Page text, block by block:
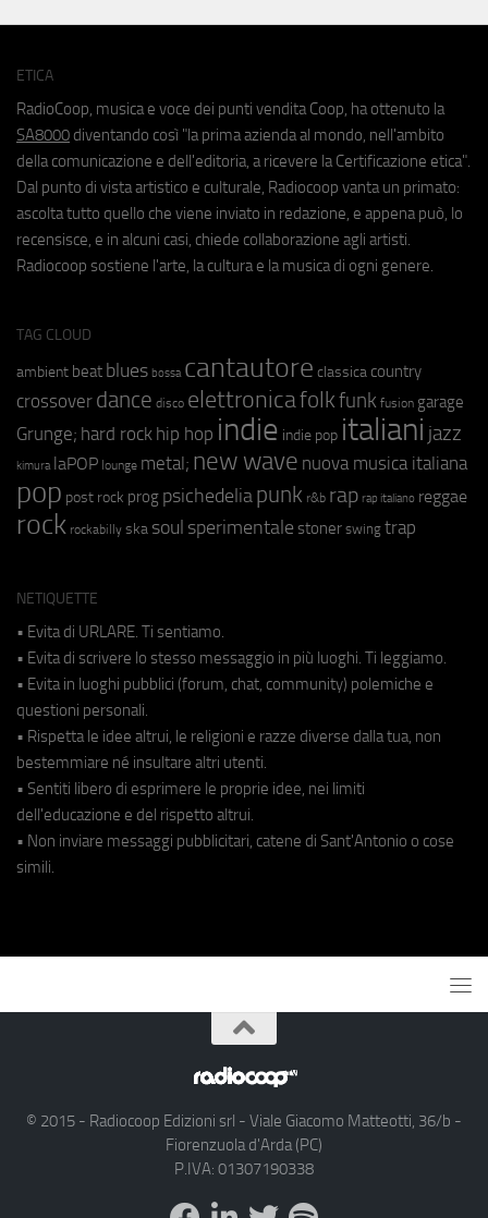
ETICA
RadioCoop, musica e voce dei punti vendita Coop, ha ottenuto la
SA8000 diventando così "la prima azienda al mondo, nell'ambito
della comunicazione e dell'editoria, a ricevere la Certificazione etica".
Dal punto di vista artistico e culturale, Radiocoop vanta un primato:
ascolta tutto quello che viene inviato in redazione, e appena può, lo
recensisce, e in alcuni casi, chiede collaborazione agli artisti.
Radiocoop sostiene l'arte, la cultura e la musica di ogni genere.
TAG CLOUD
ambient beat blues bossa cantautore classica country
crossover dance disco elettronicafolkfunk fusion garage
Grunge; hard rock hip hop indie indie pop italiani jazz
kimura laPOP lounge metal; new wave nuova musica italiana
pop post rock prog psichedeliapunk r&b rap rap italiano reggae
rock rockabilly ska soul sperimentale stoner swing trap
NETIQUETTE
• Evita di URLARE. Ti sentiamo.
• Evita di scrivere lo stesso messaggio in più luoghi. Ti leggiamo.
• Evita in luoghi pubblici (forum, chat, community) polemiche e
questioni personali.
• Rispetta le idee altrui, le religioni e razze diverse dalla tua, non
bestemmiare né insultare altri utenti.
• Sentiti libero di esprimere le proprie idee, nei limiti
dell'educazione e del rispetto altrui.
• Non inviare messaggi pubblicitari, catene di Sant'Antonio o cose
simili.
© 2015 - Radiocoop Edizioni srl - Viale Giacomo Matteotti, 36/b -
Fiorenzuola d'Arda (PC)
P.IVA: 01307190338